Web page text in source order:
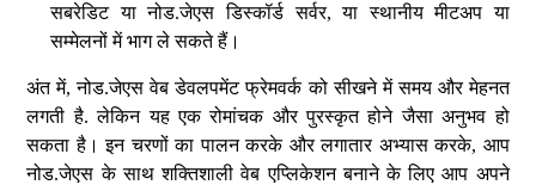
सबरेडिट या नोड.जेएस डिस्कॉर्ड सर्वर, या स्थानीय मीटअप या
सम्मेलनों में भाग ले सकते हैं।
अंत में, नोड.जेएस वेब डेवलपमेंट फ्रेमवर्क को सीखने में समय और मेहनत
लगती है. लेकिन यह एक रोमांचक और पुरस्कृत होने जैसा अनुभव हो
सकता है। इन चरणों का पालन करके और लगातार अभ्यास करके, आप
नोड.जेएस के साथ शक्तिशाली वेब एप्लिकेशन बनाने के लिए आप अपने